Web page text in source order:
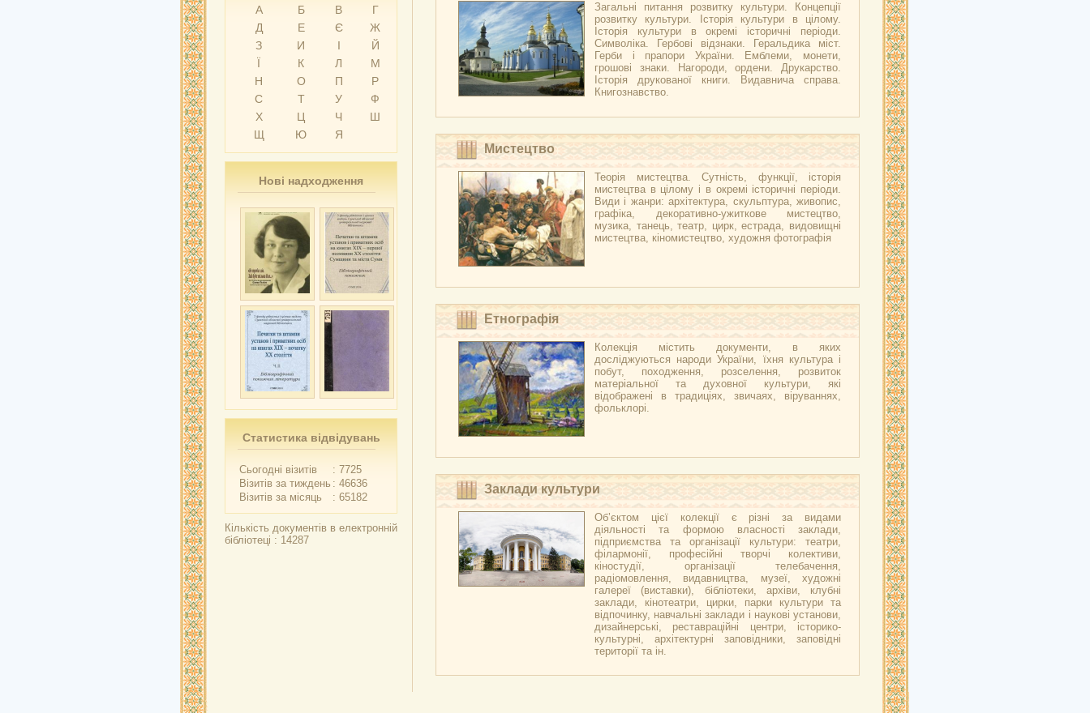
А Б В
Г
Д
Е Є
Ж
З
И І
Й
Ї
К Л
М
Н
О П
Р
С
Т У
Ф
Х
Ц Ч
Ш
Щ
Ю Я
Нові надходження
Статистика відвідувань
Сьогодні візитів
: 7725
Візитів за тиждень : 46636
Візитів за місяць
: 65182
Кількість документів в електронній
бібліотеці : 14287
Загальні питання розвитку культури. Концепції
розвитку культури. Історія культури в цілому.
Історія культури в окремі історичні періоди.
Символіка. Гербові відзнаки. Геральдика міст.
Герби і прапори України. Емблеми, монети,
грошові знаки. Нагороди, ордени. Друкарство.
Історія друкованої книги. Видавнича справа.
Книгознавство.
Мистецтво
Теорія мистецтва. Сутність, функції, історія
мистецтва в цілому і в окремі історичні періоди.
Види і жанри: архітектура, скульптура, живопис,
графіка, декоративно-ужиткове мистецтво,
музика, танець, театр, цирк, естрада, видовищні
мистецтва, кіномистецтво, художня фотографія
Етнографія
Колекція містить документи, в яких
досліджуються народи України, їхня культура і
побут, походження, розселення, розвиток
матеріальної та духовної культури, які
відображені в традиціях, звичаях, віруваннях,
фольклорі.
Заклади культури
Об’єктом цієї колекції є різні за видами
діяльності та формою власності заклади,
підприємства та організації культури: театри,
філармонії, професійні творчі колективи,
кіностудії, організації телебачення,
радіомовлення, видавництва, музеї, художні
галереї (виставки), бібліотеки, архіви, клубні
заклади, кінотеатри, цирки, парки культури та
відпочинку, навчальні заклади і наукові установи,
дизайнерські, реставраційні центри, історико-
культурні, архітектурні заповідники, заповідні
території та ін.